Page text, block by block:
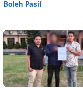
Boleh Pasif